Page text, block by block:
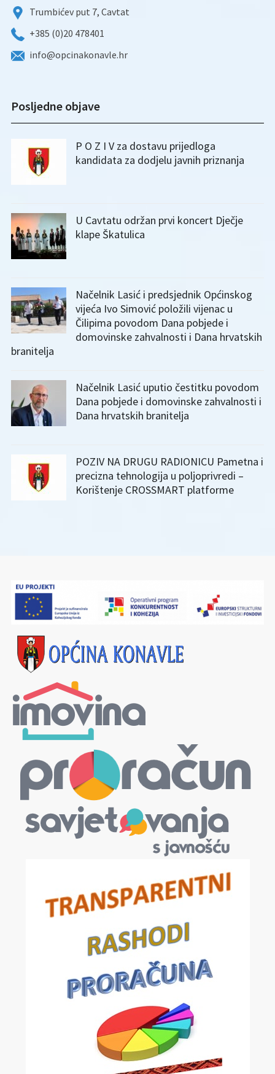
Trumbićev put 7, Cavtat
+385 (0)20 478401
info@opcinakonavle.hr
Posljedne objave
P O Z I V za dostavu prijedloga
kandidata za dodjelu javnih priznanja
U Cavtatu održan prvi koncert Dječje
klape Škatulica
Načelnik Lasić i predsjednik Općinskog
vijeća Ivo Simović položili vijenac u
Čilipima povodom Dana pobjede i
domovinske zahvalnosti i Dana hrvatskih
branitelja
Načelnik Lasić uputio čestitku povodom
Dana pobjede i domovinske zahvalnosti i
Dana hrvatskih branitelja
POZIV NA DRUGU RADIONICU Pametna i
precizna tehnologija u poljoprivredi –
Korištenje CROSSMART platforme